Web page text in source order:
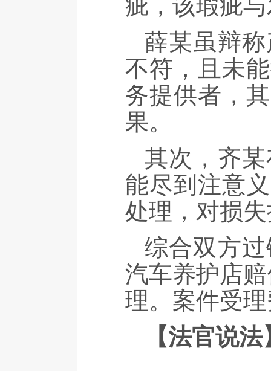
疵，该瑕疵
薛某虽辩
不符，且未
务提供者，
果。
其次，齐
能尽到注意
处理，对损
综合双方
汽车养护店
理。案件受
【法官说法